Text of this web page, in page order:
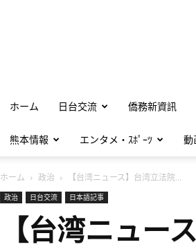
ホーム 日台交流 僑務新資訊
熊本情報 エンタメ・ｽﾎﾟｰﾂ 動
ホーム 政治 【台湾ニュース】台湾立法院...
政治 日台交流 日本語記事
【台湾ニュース